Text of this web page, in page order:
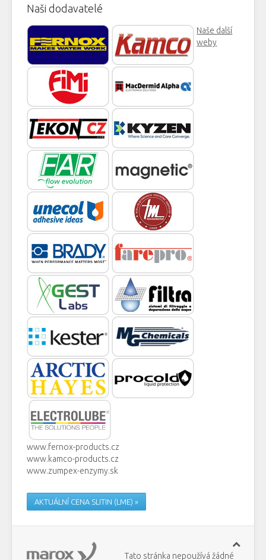
Naši dodavatelé
Naše další
weby
www.fernox-products.cz
www.kamco-products.cz
www.zumpex-enzymy.sk
AKTUÁLNÍ CENA SLITIN (LME) »
Tato stránka nepoužívá žádné